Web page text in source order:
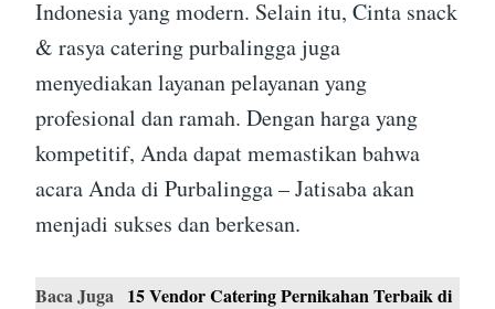
Indonesia yang modern. Selain itu, Cinta snack
& rasya catering purbalingga juga
menyediakan layanan pelayanan yang
profesional dan ramah. Dengan harga yang
kompetitif, Anda dapat memastikan bahwa
acara Anda di Purbalingga – Jatisaba akan
menjadi sukses dan berkesan.
Baca Juga 15 Vendor Catering Pernikahan Terbaik di